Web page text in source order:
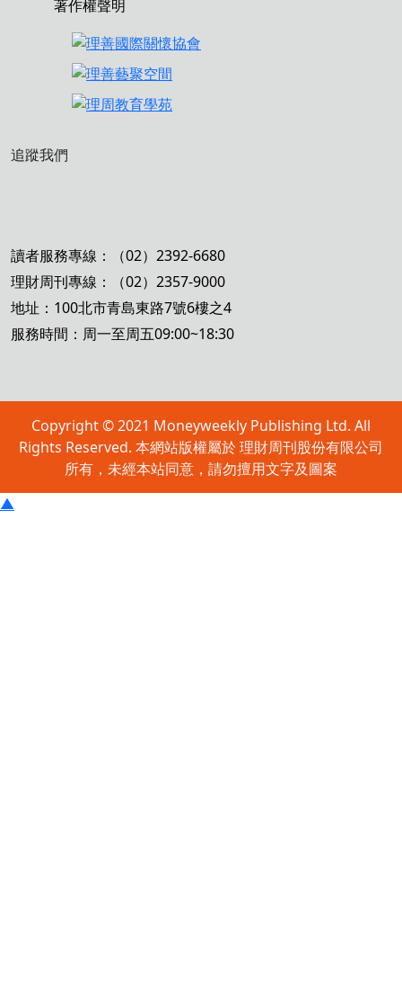
著作權聲明
追蹤我們
讀者服務專線：（02）2392-6680
理財周刊專線：（02）2357-9000
地址：100北市青島東路7號6樓之4
服務時間：周一至周五09:00~18:30
Copyright © 2021 Moneyweekly Publishing Ltd. All
Rights Reserved. 本網站版權屬於 理財周刊股份有限公司
所有，未經本站同意，請勿擅用文字及圖案
▲